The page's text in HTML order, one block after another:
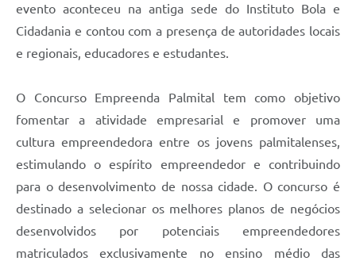
evento aconteceu na antiga sede do Instituto Bola e
Cidadania e contou com a presença de autoridades locais
e regionais, educadores e estudantes.
O Concurso Empreenda Palmital tem como objetivo
fomentar a atividade empresarial e promover uma
cultura empreendedora entre os jovens palmitalenses,
estimulando o espírito empreendedor e contribuindo
para o desenvolvimento de nossa cidade. O concurso é
destinado a selecionar os melhores planos de negócios
desenvolvidos por potenciais empreendedores
matriculados exclusivamente no ensino médio das